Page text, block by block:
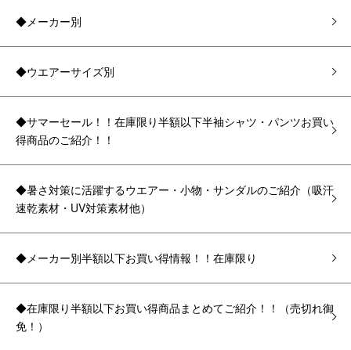
◆メーカー別
◆ウエアーサイズ別
◆サマーセール！！在庫限り半額以下半袖シャツ・パンツお買い
得商品のご紹介！！
◆暑さ対策に活躍するウエアー・小物・サンダルのご紹介（吸汗
速乾素材・UV対策素材他）
◆メーカー別半額以下お買い得情報！！在庫限り
◆在庫限り半額以下お買い得商品まとめてご紹介！！（売切れ御
免！）